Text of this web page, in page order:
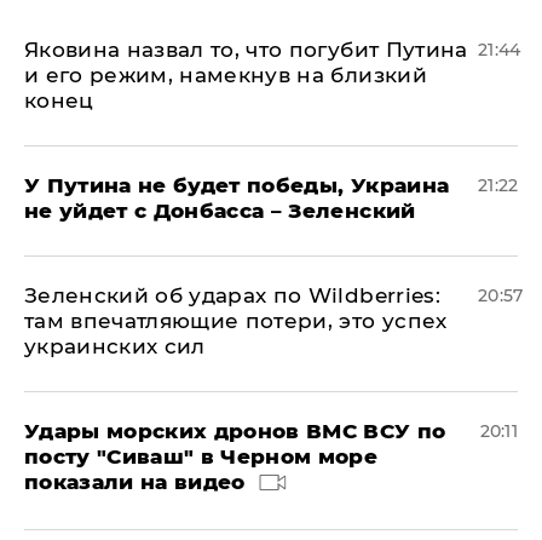
Яковина назвал то, что погубит Путина
и его режим, намекнув на близкий
конец
21:44
У Путина не будет победы, Украина
не уйдет с Донбасса – Зеленский
21:22
Зеленский об ударах по Wildberries:
там впечатляющие потери, это успех
украинских сил
20:57
Удары морских дронов ВМС ВСУ по
посту "Сиваш" в Черном море
показали на видео
20:11